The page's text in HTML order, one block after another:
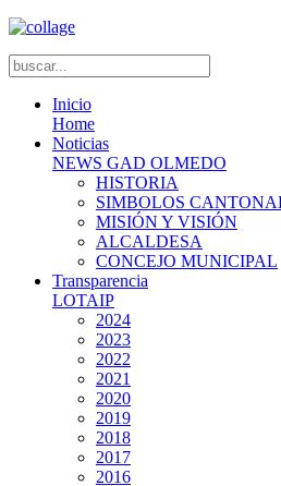
Inicio
Home
Noticias
NEWS GAD OLMEDO
HISTORIA
SIMBOLOS
MISIÓN Y VISIÓN
ALCALDESA
CONCEJO MUNICIPAL
Transparencia
LOTAIP
2024
2023
2022
2021
2020
2019
2018
2017
2016